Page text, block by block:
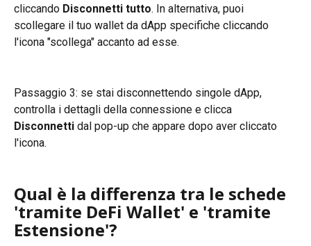
cliccando Disconnetti tutto. In alternativa, puoi
scollegare il tuo wallet da dApp specifiche cliccando
l'icona "scollega" accanto ad esse.
Passaggio 3: se stai disconnettendo singole dApp,
controlla i dettagli della connessione e clicca
Disconnetti dal pop-up che appare dopo aver cliccato
l'icona.
Qual è la differenza tra le schede
'tramite DeFi Wallet' e 'tramite
Estensione'?